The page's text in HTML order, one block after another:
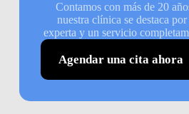
Contamos con más de 20
nuestra clínica se destaca
experta y un servicio
Agendar una cita ahora